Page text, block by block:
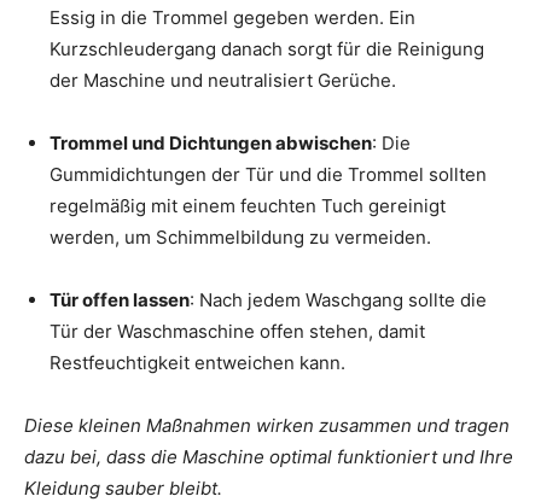
Essig in die Trommel gegeben werden. Ein
Kurzschleudergang danach sorgt für die Reinigung
der Maschine und neutralisiert Gerüche.
Trommel und Dichtungen abwischen: Die
Gummidichtungen der Tür und die Trommel sollten
regelmäßig mit einem feuchten Tuch gereinigt
werden, um Schimmelbildung zu vermeiden.
Tür offen lassen: Nach jedem Waschgang sollte die
Tür der Waschmaschine offen stehen, damit
Restfeuchtigkeit entweichen kann.
Diese kleinen Maßnahmen wirken zusammen und tragen
dazu bei, dass die Maschine optimal funktioniert und Ihre
Kleidung sauber bleibt.